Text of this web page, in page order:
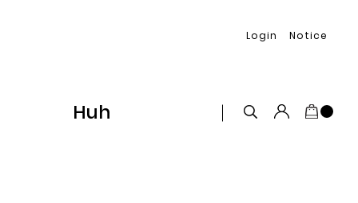
Login Notice
Huh